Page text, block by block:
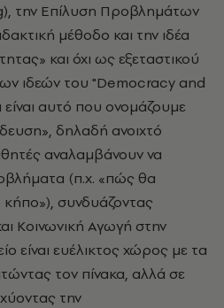
την Επίλυση Προβλημάτων
μέθοδο και την ιδέα
και όχι ως εξεταστικού
ιδεών του "Democracy and
αυτό που ονομάζουμε
δηλαδή ανοιχτό
αναλαμβάνουν να
(π.χ. «πώς θα
κήπο»), συνδυάζοντας
Κοινωνική Αγωγή στην
είναι ευέλικτος χώρος με τα
τον πίνακα, αλλά σε
την